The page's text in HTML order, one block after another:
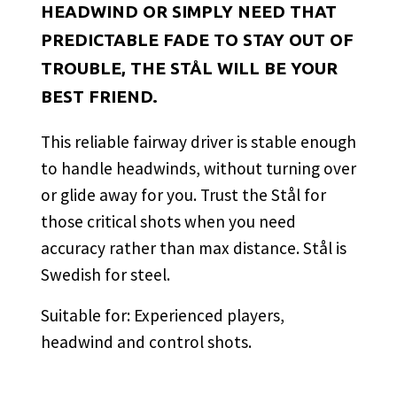
HEADWIND OR SIMPLY NEED THAT
PREDICTABLE FADE TO STAY OUT OF
TROUBLE, THE STÅL WILL BE YOUR
BEST FRIEND.
This reliable fairway driver is stable enough
to handle headwinds, without turning over
or glide away for you. Trust the Stål for
those critical shots when you need
accuracy rather than max distance. Stål is
Swedish for steel.
Suitable for: Experienced players,
headwind and control shots.